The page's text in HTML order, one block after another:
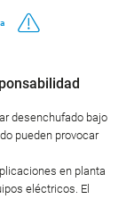
desenchufado bajo
pueden provocar
en planta
eléctricos. El